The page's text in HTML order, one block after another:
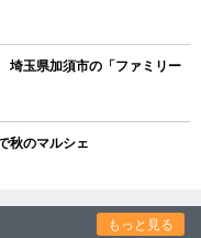
埼玉県加須市の「ファミリー
秋のマルシェ
もっと見る